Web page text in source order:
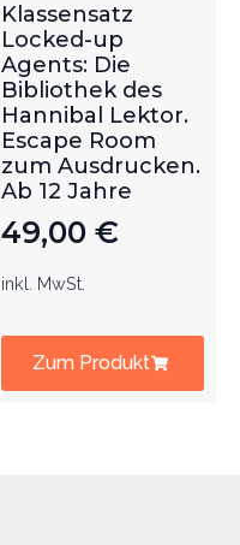
Klassensatz
Locked-up
Agents: Die
Bibliothek des
Hannibal Lektor.
Escape Room
zum Ausdrucken.
Ab 12 Jahre
49,00 €
inkl. MwSt.
Zum Produkt